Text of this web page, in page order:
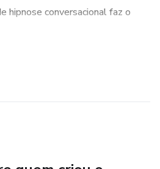
hipnose conversacional faz o
aprender como a mente reage à
e às palavras certas — e como
poder de influência nas vendas,